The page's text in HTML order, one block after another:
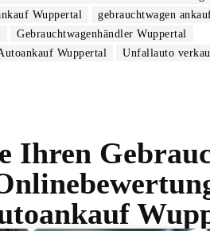
Wuppertal
gebrauchtwagen
Gebrauchtwagenhändler Wuppertal
Wuppertal Unfallauto
Ihren